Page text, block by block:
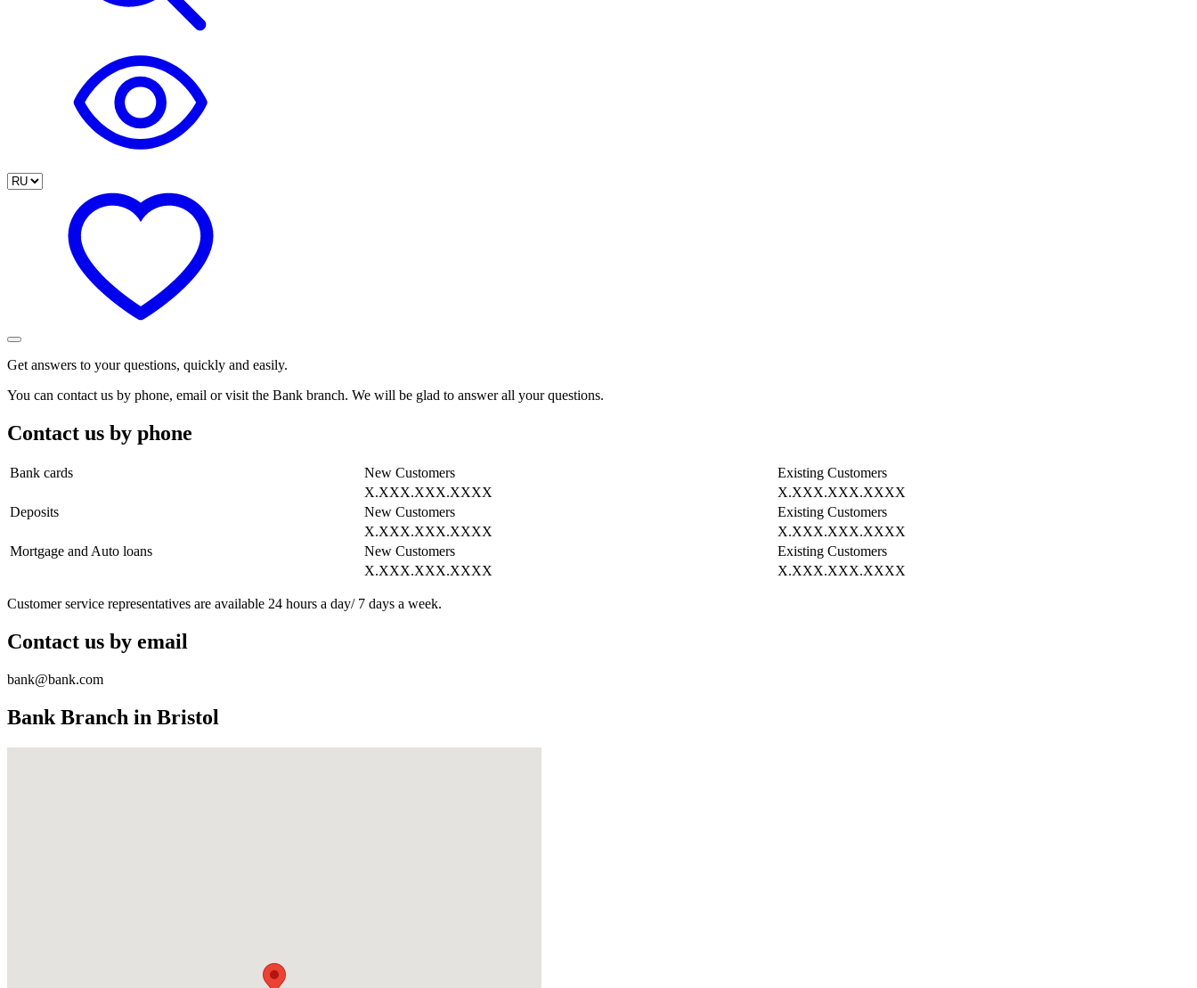
Get answers to your questions, quickly and easily.
You can contact us by phone, email or visit the Bank branch. We will be glad to answer all your questions.
Contact us by phone
Bank cards New Customers
Existing Customers
X.XXX.XXX.XXXX
X.XXX.XXX.XXXX
Deposits
New Customers
Existing Customers
X.XXX.XXX.XXXX
X.XXX.XXX.XXXX
Mortgage and Auto loans
New Customers
Existing Customers
X.XXX.XXX.XXXX
X.XXX.XXX.XXXX
Customer service representatives are available 24 hours a day/ 7 days a week.
Contact us by email
bank@bank.com
Bank Branch in Bristol